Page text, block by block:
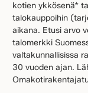
kotien ykkösenä*
talokauppoihin
aikana. Etusi arvo
talomerkki
valtakunnallisissa
30 vuoden ajan.